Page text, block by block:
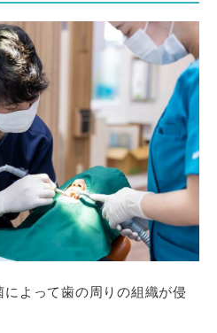
よって歯の周りの組織が侵